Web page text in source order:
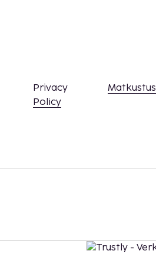
ottamalla yhteyttä
vain aikuisille tarkoitettuun
sisäänkirjautuminen ja
Privacy
Policy